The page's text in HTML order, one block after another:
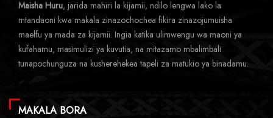
Maisha Huru, jarida mahiri la kijamii, ndilo lengwa lako la
mtandaoni kwa makala zinazochochea fikira zinazojumuisha
maelfu ya mada za kijamii. Ingia katika ulimwengu wa maoni ya
kufahamu, masimulizi ya kuvutia, na mitazamo mbalimbali
tunapochunguza na kusherehekea tapeli za matukio ya binadamu.
MAKALA BORA